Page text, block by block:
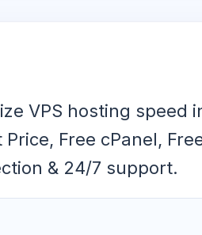
VPS hosting speed
Free cPanel,
& 24/7 support.